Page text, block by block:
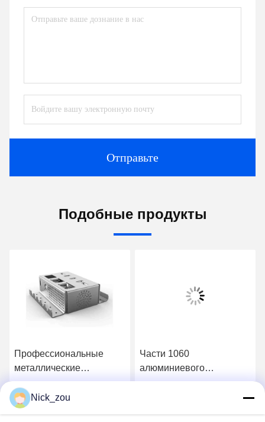
Отправьте
Подобные продукты
Профессиональные
металлические
штамповые детали с
лазерной резкой и
изгибом
Части 1060
алюминиевого
обслуживания
Nick_zou